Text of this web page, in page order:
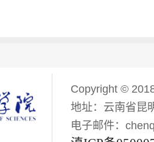
Copyright ©
地址：云南省昆
电子邮件：